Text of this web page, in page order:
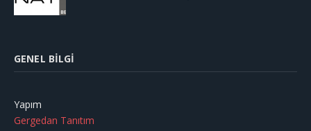
GENEL BILGI
Yapım
Gergedan Tanıtım